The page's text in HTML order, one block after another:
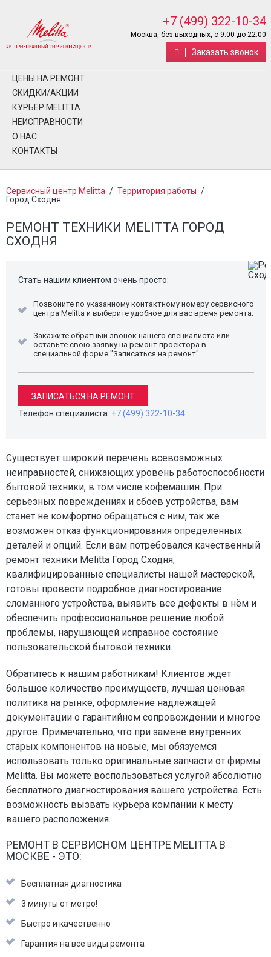
+7 (499) 322-10-34
Москва, без выходных, с 9:00 до 22:00
Заказать звонок
ЦЕНЫ НА РЕМОНТ
СКИДКИ/АКЦИИ
КУРЬЕР MELITTA
НЕИСПРАВНОСТИ
О НАС
КОНТАКТЫ
Сервисный центр Melitta / Территория работы /
Город Сходня
РЕМОНТ ТЕХНИКИ MELITTA ГОРОД
СХОДНЯ
Стать нашим клиентом очень просто:
Позвоните по указанному контактному номеру сервисного
центра Melitta и выберите удобное для вас время ремонта;
Закажите обратный звонок нашего специалиста или
оставьте свою заявку на ремонт проектора в
специальной форме "Записаться на ремонт"
ЗАПИСАТЬСЯ НА РЕМОНТ
Телефон специалиста: +7 (499) 322-10-34
Существует широкий перечень всевозможных
неиправностей, снижающих уровень работоспособности
бытовой техники, в том числе кофемашин. При
серьёзных повреждениях и сбоев устройства, вам
станет не комфортно обращаться с ним, так же
возможен отказ функционирования определенных
деталей и опций. Если вам потребовался качественный
ремонт техники Melitta Город Сходня,
квалифицированные специалисты нашей мастерской,
готовы провести подробное диагностирование
сломанного устройства, выявить все дефекты в нём и
обеспечить профессиональное решение любой
проблемы, нарушающей исправное состояние
пользовательской бытовой техники.
Обратитесь к нашим работникам! Клиентов ждет
большое количество преимуществ, лучшая ценовая
политика на рынке, оформление надлежащей
документации о гарантийном сопровождении и многое
другое. Примечательно, что при замене внутренних
старых компонентов на новые, мы обязуемся
использовать только оригинальные запчасти от фирмы
Melitta. Вы можете воспользоваться услугой абсолютно
бесплатного диагностирования вашего устройства. Есть
возможность вызвать курьера компании к месту
вашего расположения.
РЕМОНТ В СЕРВИСНОМ ЦЕНТРЕ MELITTA В
МОСКВЕ - ЭТО:
Бесплатная диагностика
3 минуты от метро!
Быстро и качественно
Гарантия на все виды ремонта